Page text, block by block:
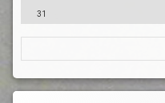
Redes
Sociales
Repartidores
Servicios
31